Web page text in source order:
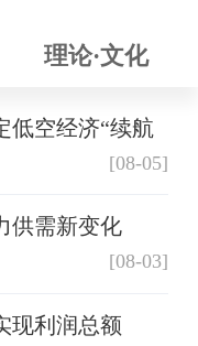
理论·文化
低空经济“续航
[08-05]
供需新变化
[08-03]
现利润总额